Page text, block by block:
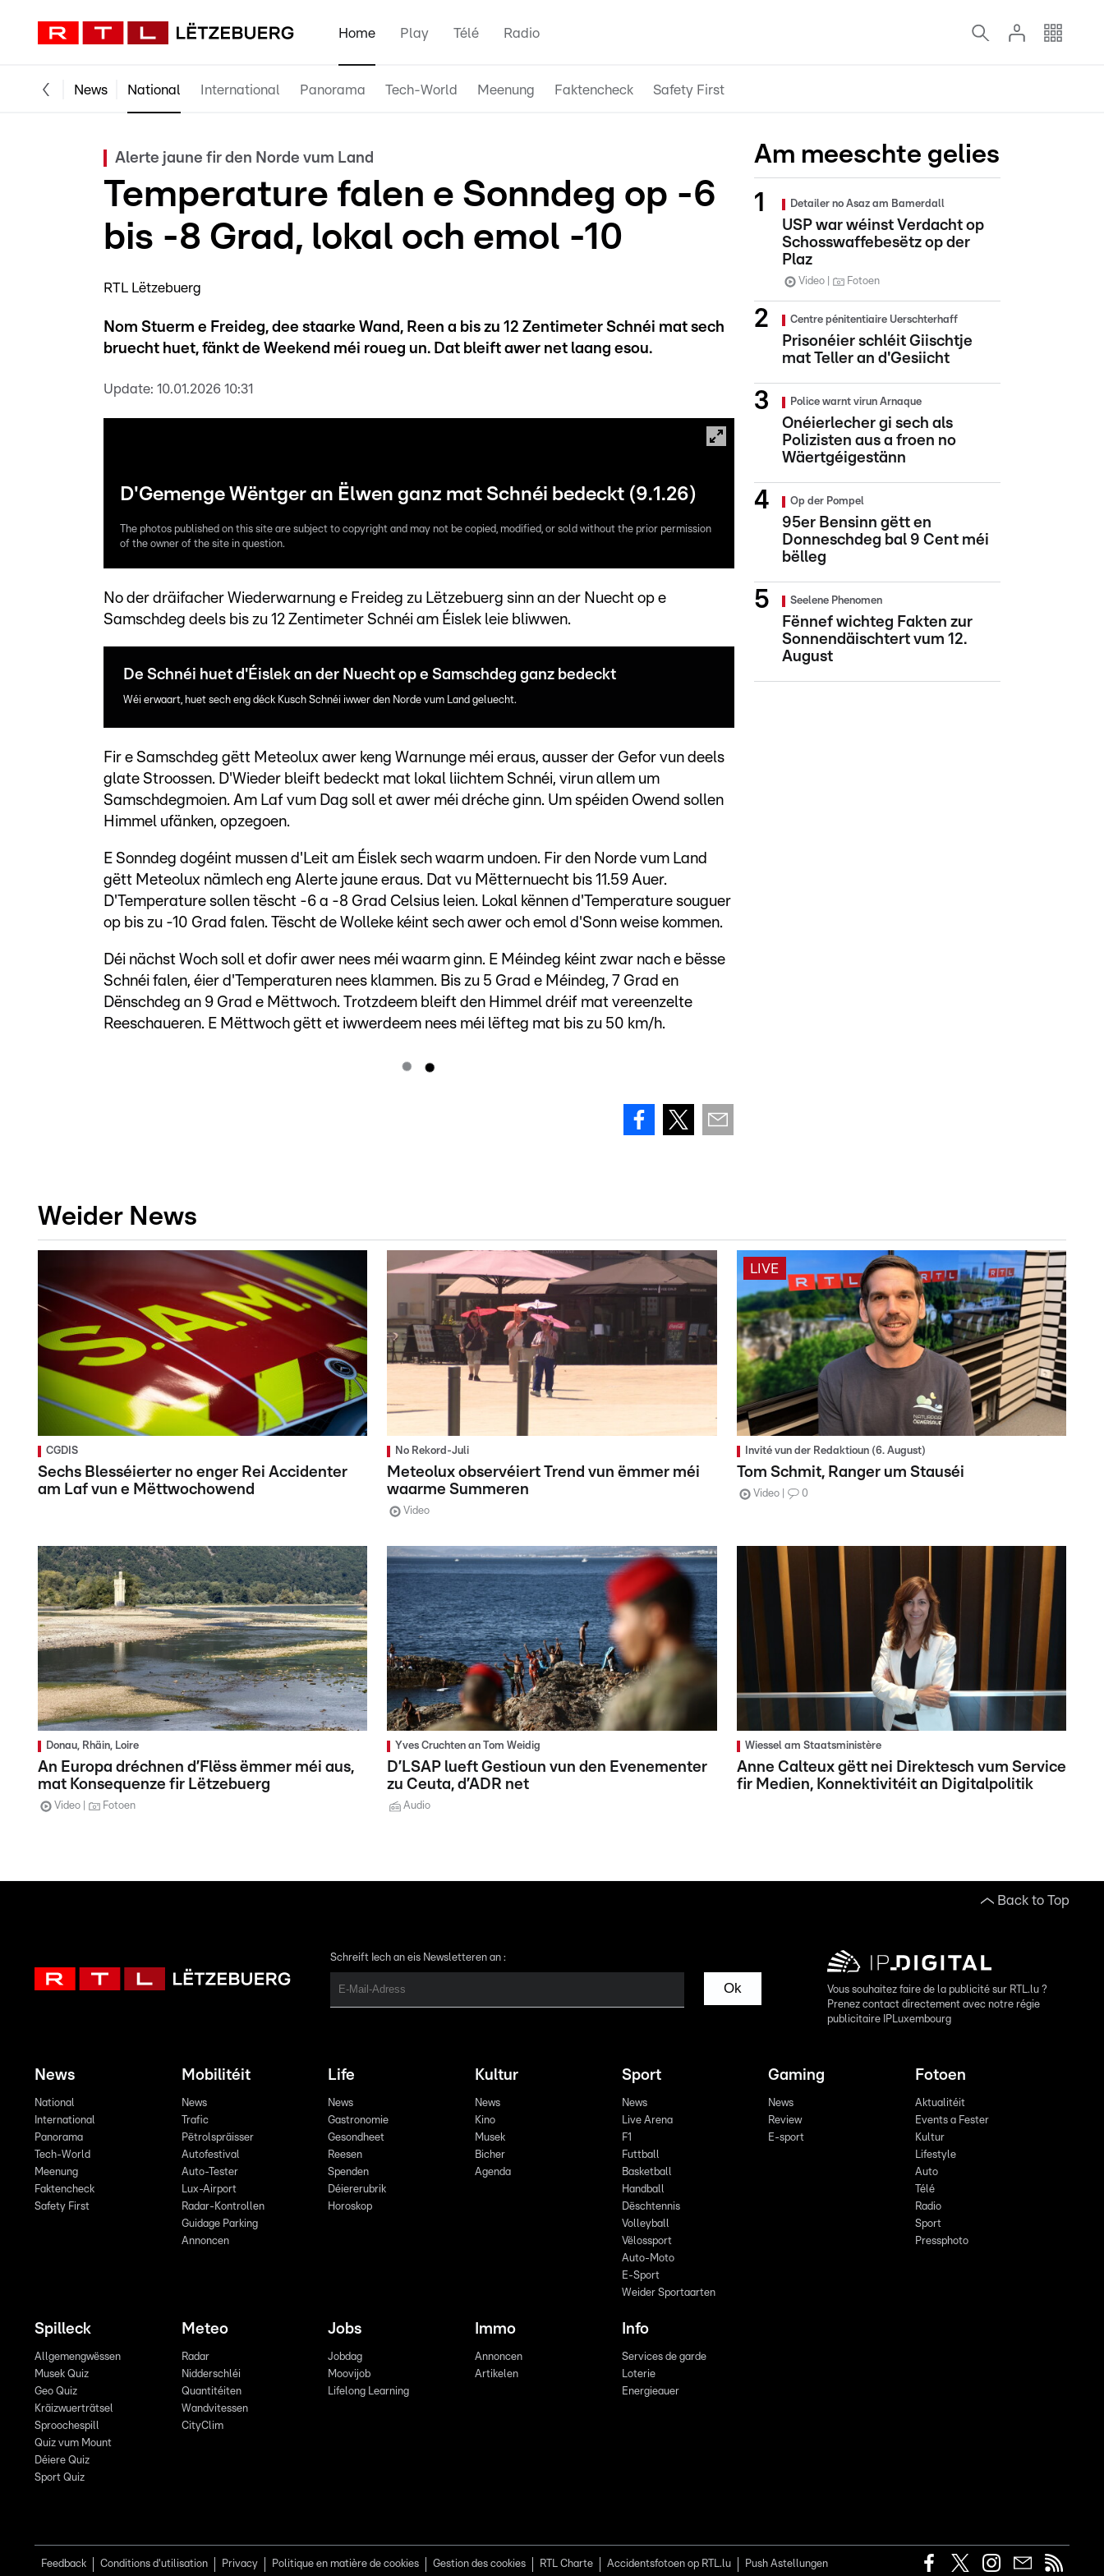
Home Play Télé Radio
News National International Panorama Tech-World Meenung Faktencheck Safety First
Alerte jaune fir den Norde vum Land
Temperature falen e Sonndeg op -6
bis -8 Grad, lokal och emol -10
RTL Lëtzebuerg
Nom Stuerm e Freideg, dee staarke Wand, Reen a bis zu 12 Zentimeter Schnéi mat sech
bruecht huet, fänkt de Weekend méi roueg un. Dat bleift awer net laang esou.
Update: 10.01.2026 10:31
D'Gemenge Wëntger an Ëlwen ganz mat Schnéi bedeckt (9.1.26)
The photos published on this site are subject to copyright and may not be copied, modified, or sold without the prior permission
of the owner of the site in question.
No der dräifacher Wiederwarnung e Freideg zu Lëtzebuerg sinn an der Nuecht op e
Samschdeg deels bis zu 12 Zentimeter Schnéi am Éislek leie bliwwen.
De Schnéi huet d'Éislek an der Nuecht op e Samschdeg ganz bedeckt
Wéi erwaart, huet sech eng déck Kusch Schnéi iwwer den Norde vum Land geluecht.
Fir e Samschdeg gëtt Meteolux awer keng Warnunge méi eraus, ausser der Gefor vun deels
glate Stroossen. D'Wieder bleift bedeckt mat lokal liichtem Schnéi, virun allem um
Samschdegmoien. Am Laf vum Dag soll et awer méi dréche ginn. Um spéiden Owend sollen
Himmel ufänken, opzegoen.
E Sonndeg dogéint mussen d'Leit am Éislek sech waarm undoen. Fir den Norde vum Land
gëtt Meteolux nämlech eng Alerte jaune eraus. Dat vu Mëtternuecht bis 11.59 Auer.
D'Temperature sollen tëscht -6 a -8 Grad Celsius leien. Lokal kënnen d'Temperature souguer
op bis zu -10 Grad falen. Tëscht de Wolleke kéint sech awer och emol d'Sonn weise kommen.
Déi nächst Woch soll et dofir awer nees méi waarm ginn. E Méindeg kéint zwar nach e bësse
Schnéi falen, éier d'Temperaturen nees klammen. Bis zu 5 Grad e Méindeg, 7 Grad en
Dënschdeg an 9 Grad e Mëttwoch. Trotzdeem bleift den Himmel dréif mat vereenzelte
Reeschaueren. E Mëttwoch gëtt et iwwerdeem nees méi lëfteg mat bis zu 50 km/h.
Am meeschte gelies
Detailer no Asaz am Bamerdall
USP war wéinst Verdacht op
Schosswaffebesëtz op der
Plaz
Video Fotoen
Centre pénitentiaire Uerschterhaff
Prisonéier schléit Giischtje
mat Teller an d'Gesiicht
Police warnt virun Arnaque
Onéierlecher gi sech als
Polizisten aus a froen no
Wäertgéigestänn
Op der Pompel
95er Bensinn gëtt en
Donneschdeg bal 9 Cent méi
bëlleg
Seelene Phenomen
Fënnef wichteg Fakten zur
Sonnendäischtert vum 12.
August
Weider News
CGDIS
Sechs Blesséierter no enger Rei Accidenter
am Laf vun e Mëttwochowend
No Rekord-Juli
Meteolux observéiert Trend vun ëmmer méi
waarme Summeren
Video
Invité vun der Redaktioun (6. August)
Tom Schmit, Ranger um Stauséi
Video 0
LIVE
Donau, Rhäin, Loire
An Europa dréchnen d’Flëss ëmmer méi aus,
mat Konsequenze fir Lëtzebuerg
Video Fotoen
Yves Cruchten an Tom Weidig
D’LSAP lueft Gestioun vun den Evenementer
zu Ceuta, d’ADR net
Audio
Wiessel am Staatsministère
Anne Calteux gëtt nei Direktesch vum Service
fir Medien, Konnektivitéit an Digitalpolitik
Back to Top
Schreift Iech an eis Newsletteren an :
Ok
Vous souhaitez faire de la publicité sur RTL.lu ?
Prenez contact directement avec notre régie
publicitaire IPLuxembourg
News
National
International
Panorama
Tech-World
Meenung
Faktencheck
Safety First
Mobilitéit
News
Trafic
Pëtrolspräisser
Autofestival
Auto-Tester
Lux-Airport
Radar-Kontrollen
Guidage Parking
Annoncen
Life
News
Gastronomie
Gesondheet
Reesen
Spenden
Déiererubrik
Horoskop
Kultur
News
Kino
Musek
Bicher
Agenda
Sport
News
Live Arena
F1
Futtball
Basketball
Handball
Dëschtennis
Volleyball
Vëlossport
Auto-Moto
E-Sport
Weider Sportaarten
Gaming
News
Review
E-sport
Fotoen
Aktualitéit
Events a Fester
Kultur
Lifestyle
Auto
Télé
Radio
Sport
Pressphoto
Spilleck
Allgemengwëssen
Musek Quiz
Geo Quiz
Kräizwuerträtsel
Sproochespill
Quiz vum Mount
Déiere Quiz
Sport Quiz
Meteo
Radar
Nidderschléi
Quantitéiten
Wandvitessen
CityClim
Jobs
Jobdag
Moovijob
Lifelong Learning
Immo
Annoncen
Artikelen
Info
Services de garde
Loterie
Energieauer
Feedback Conditions d'utilisation Privacy Politique en matière de cookies Gestion des cookies RTL Charte Accidentsfotoen op RTL.lu Push Astellungen